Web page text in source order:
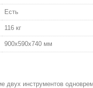
Есть
116 кг
900х590х740 мм
двух инструментов